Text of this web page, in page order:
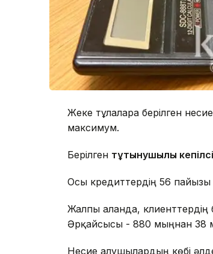
Жеке тұлғаларға берілген
максимум.
Берілген тұтынушылық
Осы кредиттердің 56 пайызы
Жалпы алғанда,
Әрқайсысы - 880 мыңнан 38
Несие алушылардың көбі